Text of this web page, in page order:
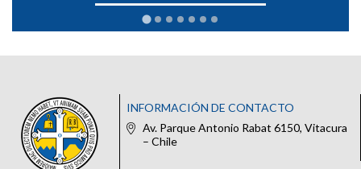
INFORMACIÓN DE CONTACTO
Av. Parque Antonio Rabat 6150, Vitacura
– Chile